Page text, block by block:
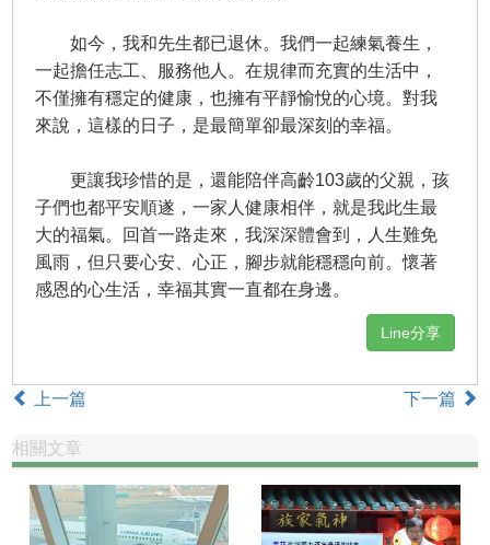
如今，我和先生都已退休。我們一起練氣養生，
一起擔任志工、服務他人。在規律而充實的生活中，
不僅擁有穩定的健康，也擁有平靜愉悅的心境。對我
來說，這樣的日子，是最簡單卻最深刻的幸福。
更讓我珍惜的是，還能陪伴高齡103歲的父親，孩
子們也都平安順遂，一家人健康相伴，就是我此生最
大的福氣。回首一路走來，我深深體會到，人生難免
風雨，但只要心安、心正，腳步就能穩穩向前。懷著
感恩的心生活，幸福其實一直都在身邊。
Line分享
上一篇 下一篇
相關文章